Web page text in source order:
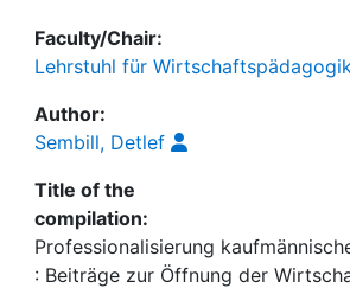
Faculty/Chair:
Lehrstuhl für
Author:
Sembill, Detlef
Title of the
compilation:
Professionalisierung
: Beiträge zur Öffnung der